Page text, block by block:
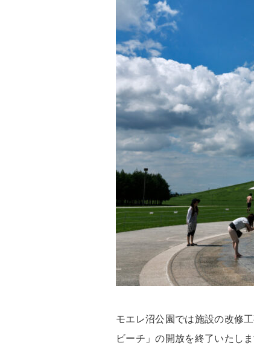
モエレ沼公園では施設の改修
ビーチ」の開放を終了いたし